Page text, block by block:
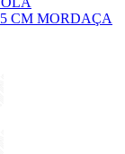
CM MORDAÇA